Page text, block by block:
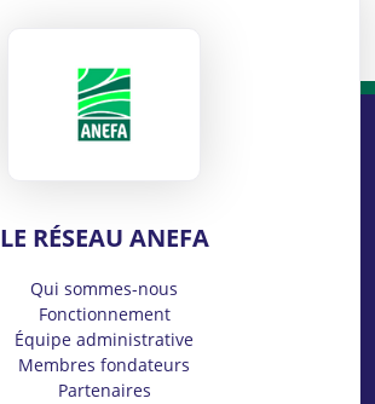
LE RÉSEAU ANEFA
Qui sommes-nous
Fonctionnement
Équipe administrative
Membres fondateurs
Partenaires